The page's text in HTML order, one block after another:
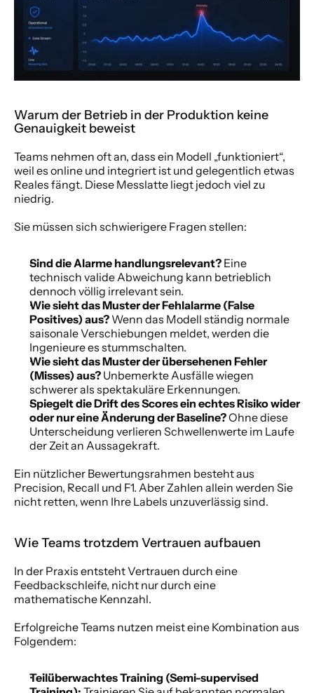
Warum der Betrieb in der Produktion keine
Genauigkeit beweist
Teams nehmen oft an, dass ein Modell „funktioniert“,
weil es online und integriert ist und gelegentlich etwas
Reales fängt. Diese Messlatte liegt jedoch viel zu
niedrig.
Sie müssen sich schwierigere Fragen stellen:
Sind die Alarme handlungsrelevant? Eine
technisch valide Abweichung kann betrieblich
dennoch völlig irrelevant sein.
Wie sieht das Muster der Fehlalarme (False
Positives) aus? Wenn das Modell ständig normale
saisonale Verschiebungen meldet, werden die
Ingenieure es stummschalten.
Wie sieht das Muster der übersehenen Fehler
(Misses) aus? Unbemerkte Ausfälle wiegen
schwerer als spektakuläre Erkennungen.
Spiegelt die Drift des Scores ein echtes Risiko wider
oder nur eine Änderung der Baseline? Ohne diese
Unterscheidung verlieren Schwellenwerte im Laufe
der Zeit an Aussagekraft.
Ein nützlicher Bewertungsrahmen besteht aus
Precision, Recall und F1. Aber Zahlen allein werden Sie
nicht retten, wenn Ihre Labels unzuverlässig sind.
Wie Teams trotzdem Vertrauen aufbauen
In der Praxis entsteht Vertrauen durch eine
Feedbackschleife, nicht nur durch eine
mathematische Kennzahl.
Erfolgreiche Teams nutzen meist eine Kombination aus
Folgendem:
Teilüberwachtes Training (Semi-supervised